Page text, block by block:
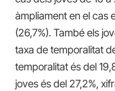
àmpliament en el cas
(26,7%). També els
taxa de temporalitat
temporalitat és del
joves és del 27,2%,